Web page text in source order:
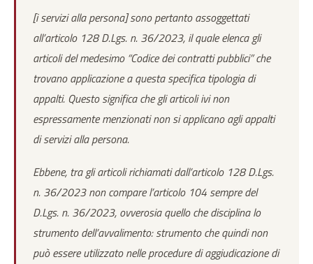
[i servizi alla persona] sono pertanto assoggettati
all’articolo 128 D.Lgs. n. 36/2023, il quale elenca gli
articoli del medesimo “Codice dei contratti pubblici” che
trovano applicazione a questa specifica tipologia di
appalti. Questo significa che gli articoli ivi non
espressamente menzionati non si applicano agli appalti
di servizi alla persona.
Ebbene, tra gli articoli richiamati dall’articolo 128 D.Lgs.
n. 36/2023 non compare l’articolo 104 sempre del
D.Lgs. n. 36/2023, ovverosia quello che disciplina lo
strumento dell’avvalimento: strumento che quindi non
può essere utilizzato nelle procedure di aggiudicazione di